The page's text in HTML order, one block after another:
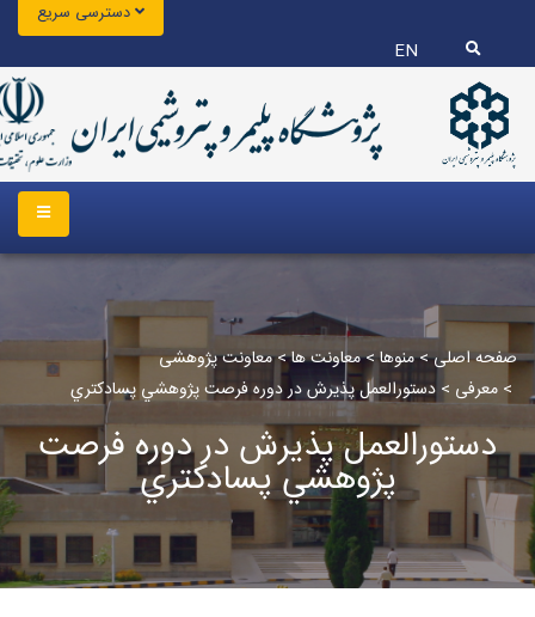
EN
دسترسی سریع
دستورالعمل پذيرش در دوره فرصت
پژوهشي پسادكتري
صفحه اصلی>منوها>معاونت ها>معاونت پژوهشی
> معرفی > دستورالعمل پذيرش در دوره فرصت پژوهشي پسادكتري